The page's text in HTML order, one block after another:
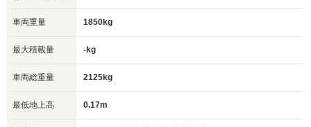
車両重量 1850kg
最大積載量 -kg
車両総重量 2125kg
最低地上高 0.17m